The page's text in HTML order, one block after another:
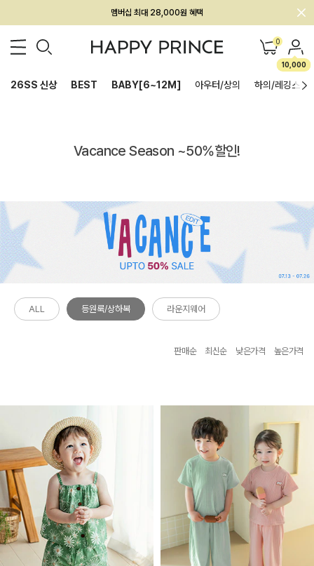
회원전용 아울렛, 가입하면 ~60% 할인!
멤버십 최대 28,000원 혜택 0
10,000
26SS 신상 BEST BABY[6~12M] 아우터/상의 하의/레깅스
Vacance Season ~50%할인!
ALL 등원룩/상하복 라운지웨어
판매순 최신순 낮은가격 높은가격